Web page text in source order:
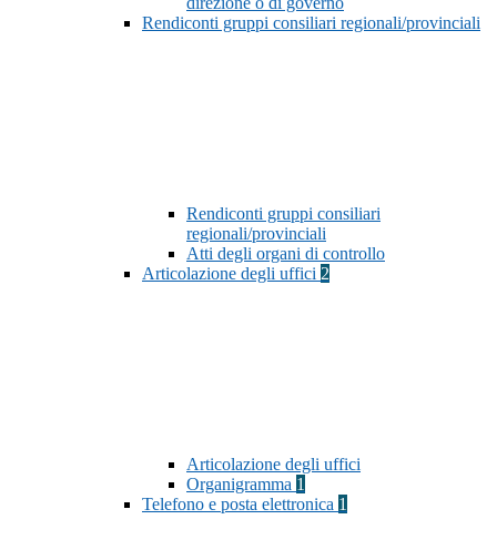
Rendiconti gruppi consiliari regionali/provinciali
Rendiconti gruppi consiliari
regionali/provinciali
Atti degli organi di controllo
Articolazione degli uffici 2
Articolazione degli uffici
Organigramma 1
Telefono e posta elettronica 1